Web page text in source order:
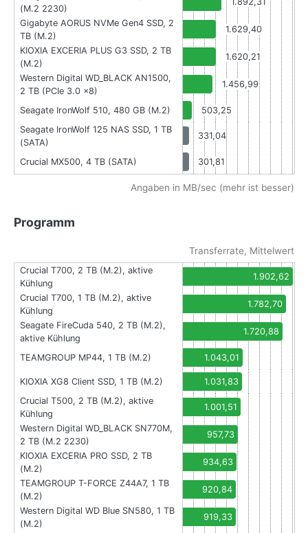
(M.2 2230)
Gigabyte AORUS NVMe Gen4 SSD, 2
TB (M.2)
1.629,40
KIOXIA EXCERIA PLUS G3 SSD, 2 TB
(M.2)
1.620,21
Western Digital WD_BLACK AN1500,
2 TB (PCIe 3.0 x8)
1.456,99
Seagate IronWolf 510, 480 GB (M.2)
503,25
Seagate IronWolf 125 NAS SSD, 1 TB
(SATA)
331,04
Crucial MX500, 4 TB (SATA) 301,81
Angaben in MB/sec (mehr ist besser)
Programm
Transferrate, Mittelwert
Crucial T700, 2 TB (M.2), aktive
Kühlung
1.902,62
Crucial T700, 1 TB (M.2), aktive
Kühlung
1.782,70
Seagate FireCuda 540, 2 TB (M.2),
aktive Kühlung
1.720,88
TEAMGROUP MP44, 1 TB (M.2) 1.043,01
KIOXIA XG8 Client SSD, 1 TB (M.2)
1.031,83
Crucial T500, 2 TB (M.2), aktive
Kühlung
1.001,51
Western Digital WD_BLACK SN770M,
2 TB (M.2 2230)
957,73
KIOXIA EXCERIA PRO SSD, 2 TB
(M.2)
934,63
TEAMGROUP T-FORCE Z44A7, 1 TB
(M.2)
920,84
Western Digital WD Blue SN580, 1 TB
(M.2)
919,33